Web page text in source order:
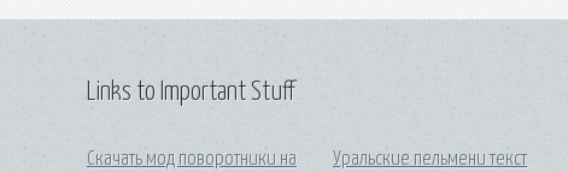
Links to Important Stuff
Скачать мод поворотники на
Уральские пельмени текст